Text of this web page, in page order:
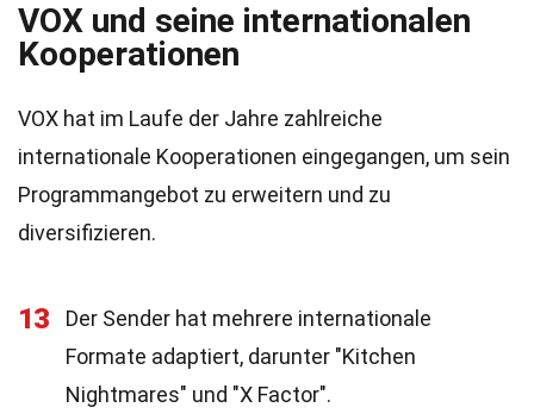
VOX und seine internationalen
Kooperationen
VOX hat im Laufe der Jahre zahlreiche
internationale Kooperationen eingegangen, um sein
Programmangebot zu erweitern und zu
diversifizieren.
13
Der Sender hat mehrere internationale
Formate adaptiert, darunter "Kitchen
Nightmares" und "X Factor".